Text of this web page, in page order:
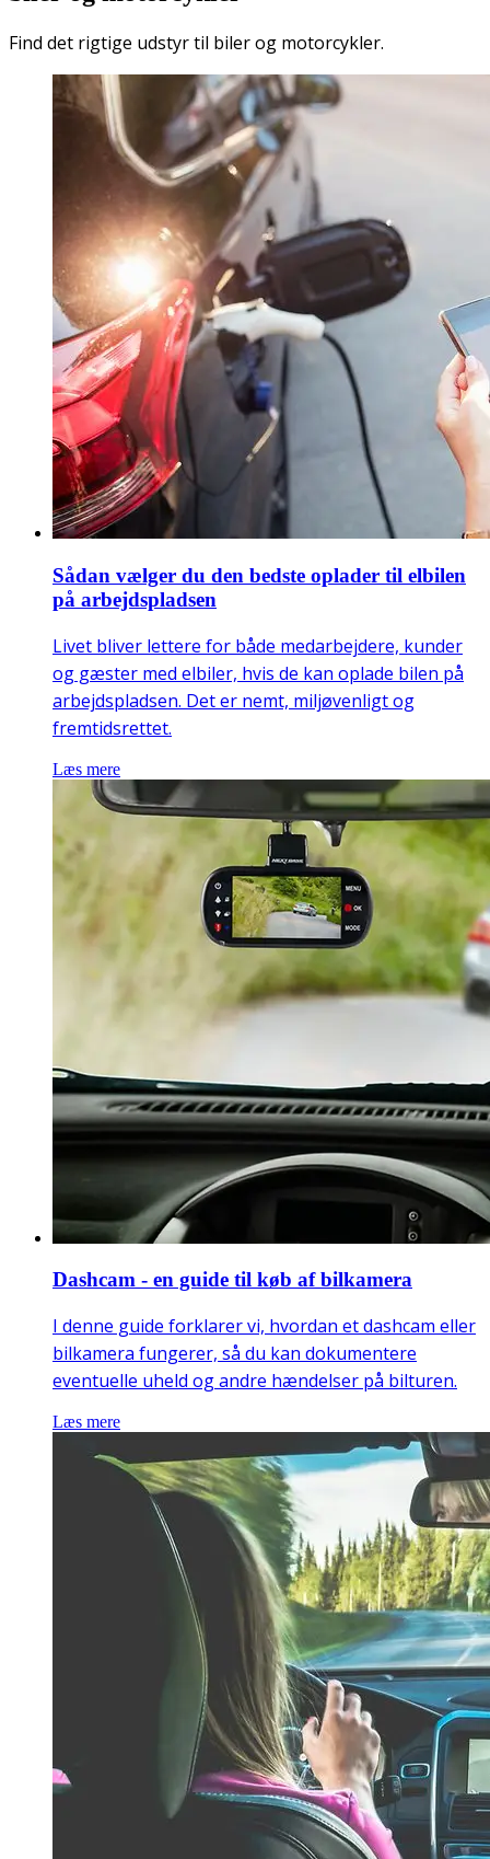
Find det rigtige udstyr til biler og motorcykler.
Sådan vælger du den bedste oplader til elbilen
på arbejdspladsen
Livet bliver lettere for både medarbejdere, kunder
og gæster med elbiler, hvis de kan oplade bilen på
arbejdspladsen. Det er nemt, miljøvenligt og
fremtidsrettet.
Læs mere
Dashcam - en guide til køb af bilkamera
I denne guide forklarer vi, hvordan et dashcam eller
bilkamera fungerer, så du kan dokumentere
eventuelle uheld og andre hændelser på bilturen.
Læs mere